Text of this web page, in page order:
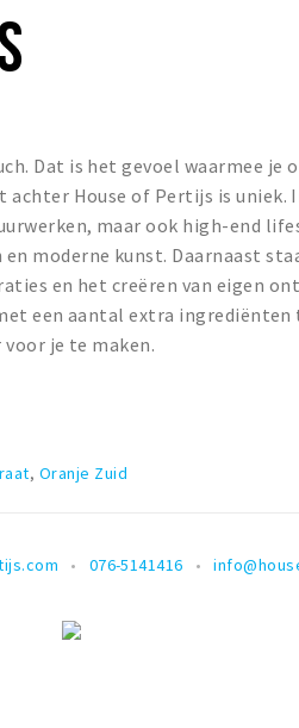
Dat is het gevoel waarmee je
House of Pertijs is uniek.
maar ook high-end
moderne kunst. Daarnaast
en het creëren van eigen
een aantal extra ingrediënten
je te maken.
, Oranje Zuid
076-5141416